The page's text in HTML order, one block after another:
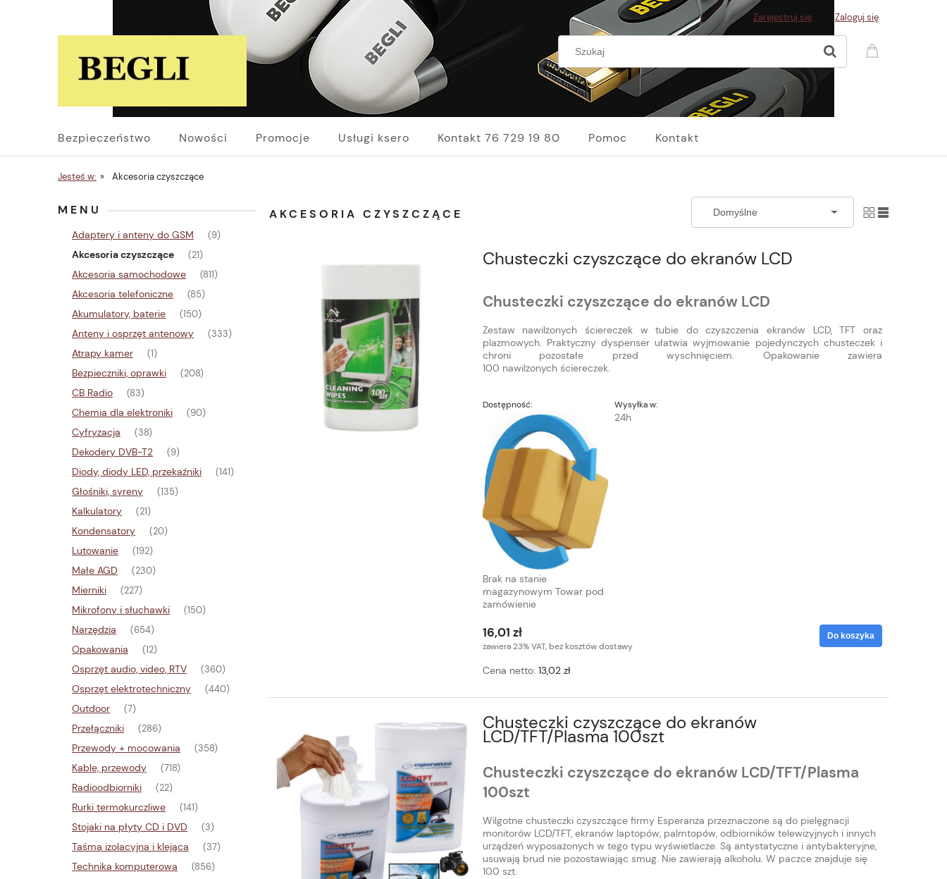
Zarejestruj się Zaloguj się
Bezpieczeństwo Nowości Promocje Usługi ksero Kontakt 76 729 19 80 Pomoc Kontakt
Jesteś w: » Akcesoria czyszczące
MENU
Adaptery i anteny do GSM (9)
Akcesoria czyszczące (21)
Akcesoria samochodowe (811)
Akcesoria telefoniczne (85)
Akumulatory, baterie (150)
Anteny i osprzęt antenowy (333)
Atrapy kamer (1)
Bezpieczniki, oprawki (208)
CB Radio (83)
Chemia dla elektroniki (90)
Cyfryzacja (38)
Dekodery DVB-T2 (9)
Diody, diody LED, przekaźniki (141)
Głośniki, syreny (135)
Kalkulatory (21)
Kondensatory (20)
Lutowanie (192)
Małe AGD (230)
Mierniki (227)
Mikrofony i słuchawki (150)
Narzędzia (654)
Opakowania (12)
Osprzęt audio, video, RTV (360)
Osprzęt elektrotechniczny (440)
Outdoor (7)
Przełączniki (286)
Przewody + mocowania (358)
Kable, przewody (718)
Radioodbiorniki (22)
Rurki termokurczliwe (141)
Stojaki na płyty CD i DVD (3)
Taśma izolacyjna i klejąca (37)
Technika komputerowa (856)
AKCESORIA CZYSZCZĄCE
Chusteczki czyszczące do ekranów LCD
Chusteczki czyszczące do ekranów LCD
Zestaw nawilżonych ściereczek w tubie do czyszczenia ekranów LCD, TFT oraz
plazmowych. Praktyczny dyspenser ułatwia wyjmowanie pojedynczych chusteczek i
chroni pozostałe przed wyschnięciem. Opakowanie zawiera
100 nawilżonych ściereczek.
Dostępność:
Brak na stanie
magazynowym Towar pod
zamówienie
Wysyłka w:
24h
16,01 zł
zawiera 23% VAT, bez kosztów dostawy
Cena netto: 13,02 zł
Do koszyka
Chusteczki czyszczące do ekranów
LCD/TFT/Plasma 100szt
Chusteczki czyszczące do ekranów LCD/TFT/Plasma
100szt
Wilgotne chusteczki czyszczące firmy Esperanza przeznaczone są do pielęgnacji
monitorów LCD/TFT, ekranów laptopów, palmtopów, odbiorników telewizyjnych i innych
urządzeń wyposażonych w tego typu wyświetlacze. Są antystatyczne i antybakteryjne,
usuwają brud nie pozostawiając smug. Nie zawierają alkoholu. W paczce znajduje się
100 szt.